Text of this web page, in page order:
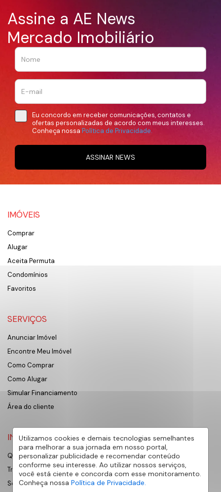
Utilizamos cookies e demais tecnologias semelhantes
para melhorar a sua jornada em nosso portal,
personalizar publicidade e recomendar conteúdo
conforme seu interesse. Ao utilizar nossos serviços,
você está ciente e concorda com esse monitoramento.
Conheça nossa Política de Privacidade.
Assine a AE News
Mercado Imobiliário
Eu concordo em receber comunicações, contatos e
ofertas personalizadas de acordo com meus interesses.
Conheça nossa Política de Privacidade.
ASSINAR NEWS
IMÓVEIS
Comprar
Alugar
Aceita Permuta
Condomínios
Favoritos
SERVIÇOS
Anunciar Imóvel
Encontre Meu Imóvel
Como Comprar
Como Alugar
Simular Financiamento
Área do cliente
INSTITUCIONAL
Quem Somos
Trabalhe Conosco
Sobre Sorocaba